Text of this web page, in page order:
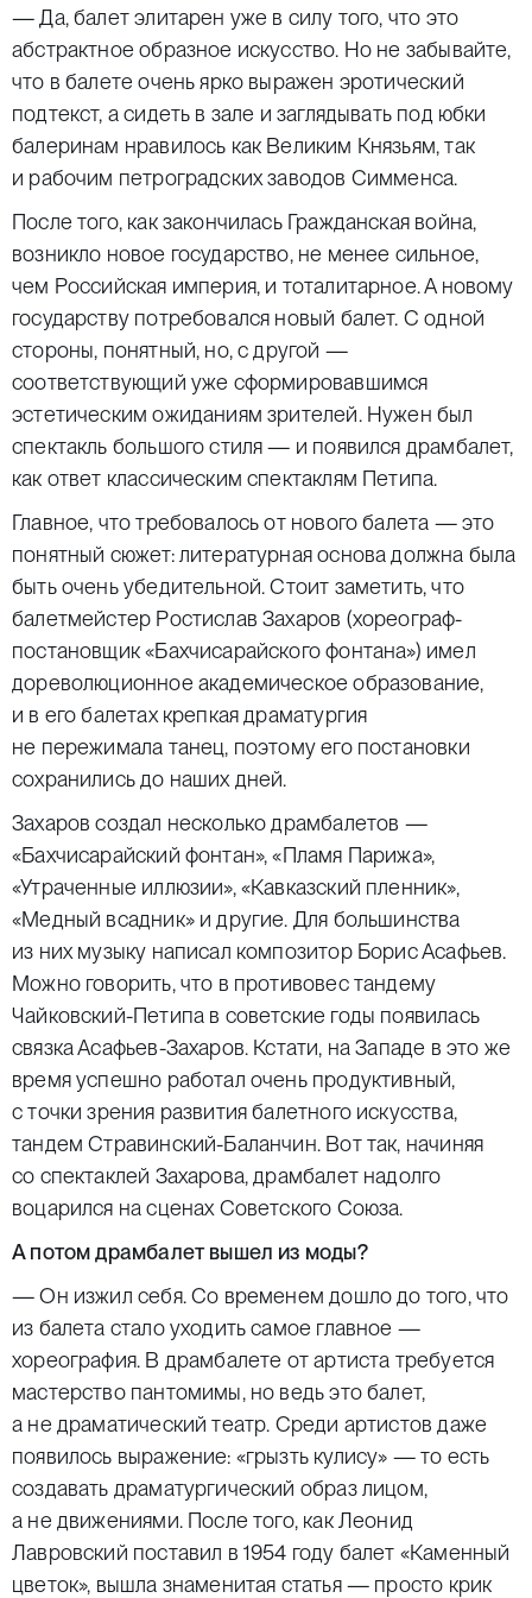
— Да, балет элитарен уже в силу того, что это
абстрактное образное искусство. Но не забывайте,
что в балете очень ярко выражен эротический
подтекст, а сидеть в зале и заглядывать под юбки
балеринам нравилось как Великим Князьям, так
и рабочим петроградских заводов Симменса.
После того, как закончилась Гражданская война,
возникло новое государство, не менее сильное,
чем Российская империя, и тоталитарное. А новому
государству потребовался новый балет. С одной
стороны, понятный, но, с другой —
соответствующий уже сформировавшимся
эстетическим ожиданиям зрителей. Нужен был
спектакль большого стиля — и появился драмбалет,
как ответ классическим спектаклям Петипа.
Главное, что требовалось от нового балета — это
понятный сюжет: литературная основа должна была
быть очень убедительной. Стоит заметить, что
балетмейстер Ростислав Захаров (хореограф-
постановщик «Бахчисарайского фонтана») имел
дореволюционное академическое образование,
и в его балетах крепкая драматургия
не пережимала танец, поэтому его постановки
сохранились до наших дней.
Захаров создал несколько драмбалетов —
«Бахчисарайский фонтан», «Пламя Парижа»,
«Утраченные иллюзии», «Кавказский пленник»,
«Медный всадник» и другие. Для большинства
из них музыку написал композитор Борис Асафьев.
Можно говорить, что в противовес тандему
Чайковский-Петипа в советские годы появилась
связка Асафьев-Захаров. Кстати, на Западе в это же
время успешно работал очень продуктивный,
с точки зрения развития балетного искусства,
тандем Стравинский-Баланчин. Вот так, начиняя
со спектаклей Захарова, драмбалет надолго
воцарился на сценах Советского Союза.
А потом драмбалет вышел из моды?
— Он изжил себя. Со временем дошло до того, что
из балета стало уходить самое главное —
хореография. В драмбалете от артиста требуется
мастерство пантомимы, но ведь это балет,
а не драматический театр. Среди артистов даже
появилось выражение: «грызть кулису» — то есть
создавать драматургический образ лицом,
а не движениями. После того, как Леонид
Лавровский поставил в 1954 году балет «Каменный
цветок», вышла знаменитая статья — просто крик